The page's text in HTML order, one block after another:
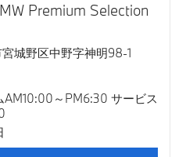
Premium Selection
城野区中野字神明98-1
AM10:00～PM6:30 サービス